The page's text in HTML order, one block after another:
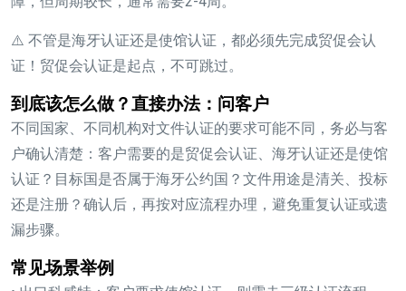
⚠️ 不管是海牙认证还是使馆认证，都必须先完成贸促会认
证！贸促会认证是起点，不可跳过。
到底该怎么做？直接办法：问客户
不同国家、不同机构对文件认证的要求可能不同，务必与客
户确认清楚：客户需要的是贸促会认证、海牙认证还是使馆
认证？目标国是否属于海牙公约国？文件用途是清关、投标
还是注册？确认后，再按对应流程办理，避免重复认证或遗
漏步骤。
常见场景举例